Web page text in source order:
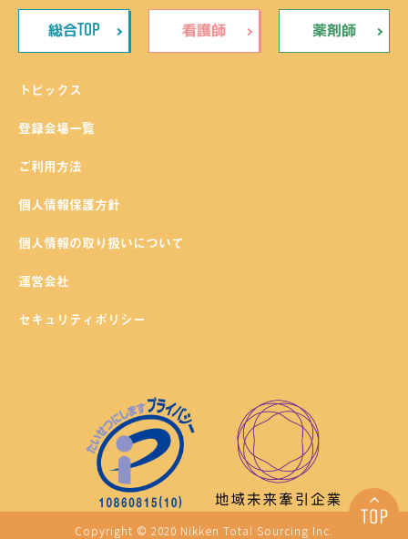
総合TOP 看護師 薬剤師
トピックス
登録会場一覧
ご利用方法
個人情報保護方針
個人情報の取り扱いについて
運営会社
セキュリティポリシー
Copyright © 2020 Nikken Total Sourcing Inc.